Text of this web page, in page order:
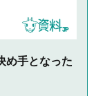
め手となった